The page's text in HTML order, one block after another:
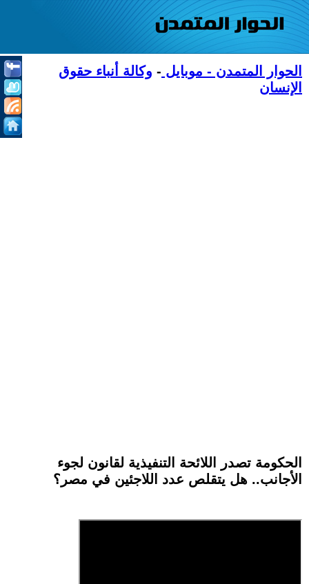
الحوار المتمدن - موبايل - وكالة أنباء حقوق
الإنسان
الحكومة تصدر اللائحة التنفيذية لقانون لجوء
الأجانب.. هل يتقلص عدد اللاجئين في مصر؟